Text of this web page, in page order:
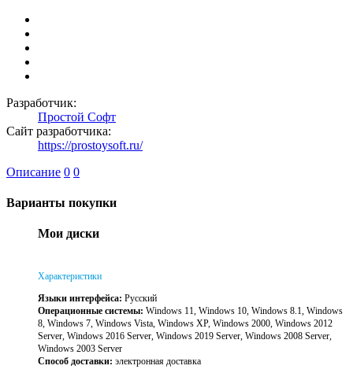
Разработчик:
Простой Софт
Сайт разработчика:
https://prostoysoft.ru/
Описание 0 0
Варианты покупки
Мои диски
Характеристики
Языки интерфейса: Русский
Операционные системы: Windows 11, Windows 10, Windows 8.1, Windows
8, Windows 7, Windows Vista, Windows XP, Windows 2000, Windows 2012
Server, Windows 2016 Server, Windows 2019 Server, Windows 2008 Server,
Windows 2003 Server
Способ доставки: электронная доставка